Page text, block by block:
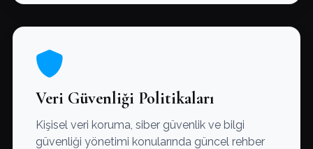
Veri Güvenliği Politikaları
Kişisel veri koruma, siber güvenlik ve bilgi
güvenliği yönetimi konularında güncel rehber